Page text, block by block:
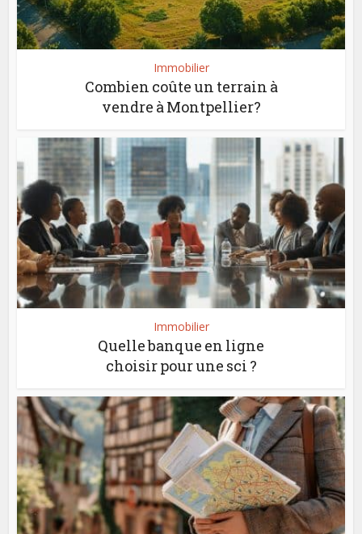
Immobilier
Combien coûte un terrain à
vendre à Montpellier?
Immobilier
Quelle banque en ligne
choisir pour une sci ?